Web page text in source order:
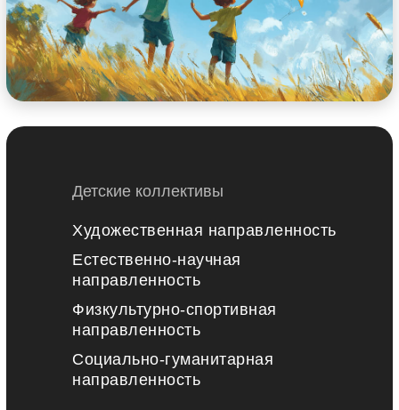
Социально-гуманитарная
направленность
Художественная направленность
Естественно-научная
направленность
Физкультурно-спортивная
направленность
Детские коллективы